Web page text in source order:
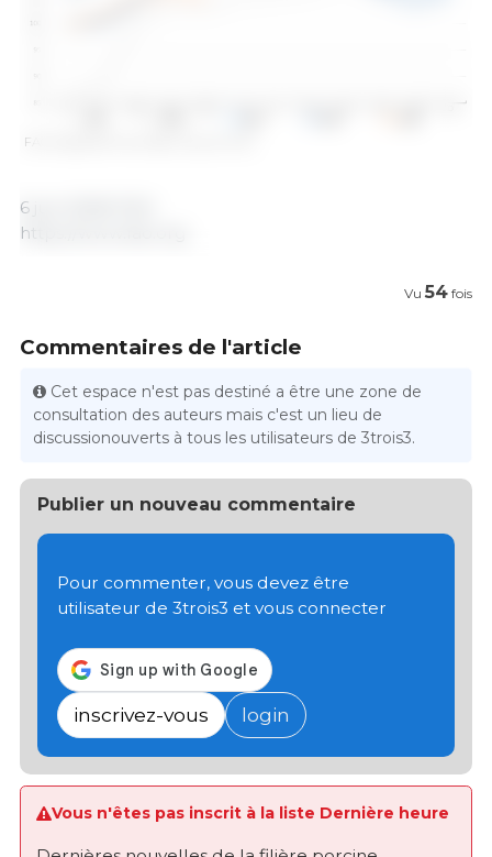
FAO Pigmeat Price Index. Source: FAO.
6 juin 2026/ FAO.
https://www.fao.org
Vu 54 fois
Commentaires de l'article
Cet espace n'est pas destiné a être une zone de
consultation des auteurs mais c'est un lieu de
discussionouverts à tous les utilisateurs de 3trois3.
Publier un nouveau commentaire
Pour commenter, vous devez être
utilisateur de 3trois3 et vous connecter
inscrivez-vous login
Vous n'êtes pas inscrit à la liste Dernière heure